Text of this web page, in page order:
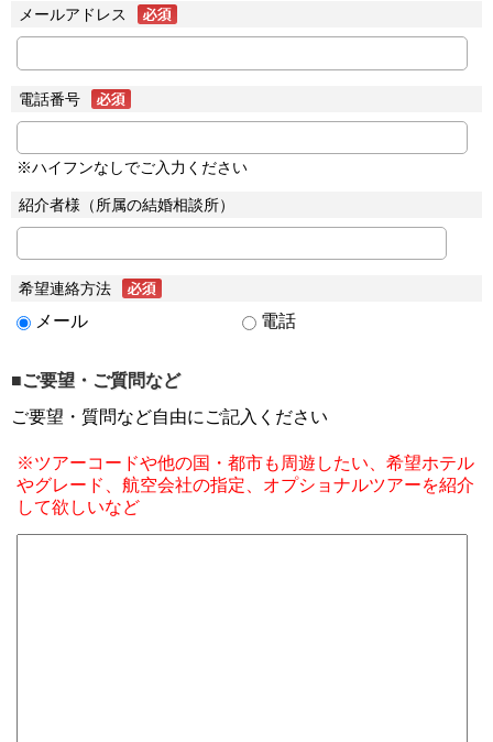
メールアドレス
電話番号
※ハイフンなしでご入力ください
紹介者様（所属の結婚相談所）
希望連絡方法
メール 電話
■ご要望・ご質問など
ご要望・質問など自由にご記入ください
※ツアーコードや他の国・都市も周遊したい、希望ホテル
やグレード、航空会社の指定、オプショナルツアーを紹介
して欲しいなど